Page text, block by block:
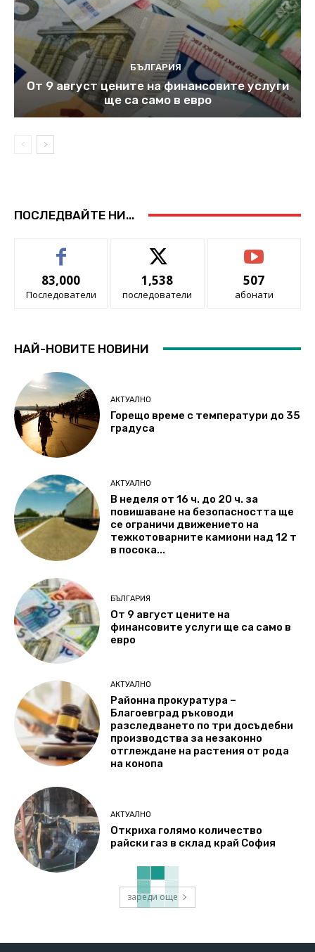
БЪЛГАРИЯ
От 9 август цените на финансовите услуги
ще са само в евро
ПОСЛЕДВАЙТЕ НИ...
83,000
Последователи
1,538
последователи
507
абонати
НАЙ-НОВИТЕ НОВИНИ
АКТУАЛНО
Горещо време с температури до 35
градуса
АКТУАЛНО
В неделя от 16 ч. до 20 ч. за
повишаване на безопасността ще
се ограничи движението на
тежкотоварните камиони над 12 т
в посока...
БЪЛГАРИЯ
От 9 август цените на
финансовите услуги ще са само в
евро
АКТУАЛНО
Районна прокуратура –
Благоевград ръководи
разследването по три досъдебни
производства за незаконно
отглеждане на растения от рода
на конопа
АКТУАЛНО
Откриха голямо количество
райски газ в склад край София
зареди още